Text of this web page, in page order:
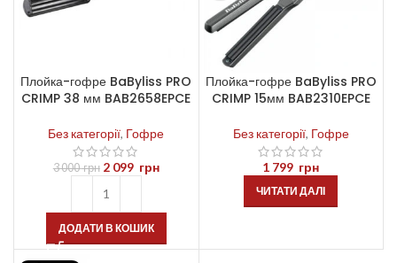
Плойка-гофре BaByliss PRO
CRIMP 38 мм BAB2658EPCE
Без категорії, Гофре
3 000грн 2 099 грн
ДОДАТИ В КОШИК
Плойка-гофре BaByliss PRO
CRIMP 15мм BAB2310EPCE
Без категорії, Гофре
1 799 грн
ЧИТАТИ ДАЛІ